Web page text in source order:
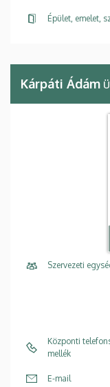
Épület, emelet,
Kárpáti Ádám
Szervezeti
Központi
mellék
E-mail